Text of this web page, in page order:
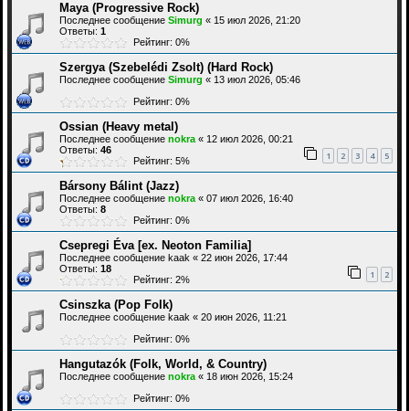
Maya (Progressive Rock)
Последнее сообщение Simurg « 15 июл 2026, 21:20
Ответы: 1
Рейтинг: 0%
Szergya (Szebelédi Zsolt) (Hard Rock)
Последнее сообщение Simurg « 13 июл 2026, 05:46
Рейтинг: 0%
Ossian (Heavy metal)
Последнее сообщение nokra « 12 июл 2026, 00:21
Ответы: 46 1 2 3 4 5
Рейтинг: 5%
Bársony Bálint (Jazz)
Последнее сообщение nokra « 07 июл 2026, 16:40
Ответы: 8
Рейтинг: 0%
Csepregi Éva [ex. Neoton Familia]
Последнее сообщение kaak « 22 июн 2026, 17:44
Ответы: 18 1 2
Рейтинг: 2%
Csinszka (Pop Folk)
Последнее сообщение kaak « 20 июн 2026, 11:21
Рейтинг: 0%
Hangutazók (Folk, World, & Country)
Последнее сообщение nokra « 18 июн 2026, 15:24
Рейтинг: 0%